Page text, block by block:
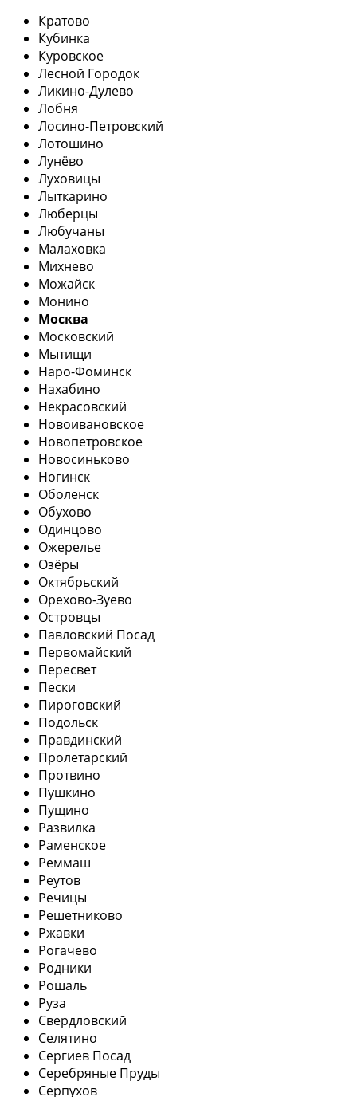
Кратово
Кубинка
Куровское
Лесной Городок
Ликино-Дулево
Лобня
Лосино-Петровский
Лотошино
Лунёво
Луховицы
Лыткарино
Люберцы
Любучаны
Малаховка
Михнево
Можайск
Монино
Москва
Московский
Мытищи
Наро-Фоминск
Нахабино
Некрасовский
Новоивановское
Новопетровское
Новосиньково
Ногинск
Оболенск
Обухово
Одинцово
Ожерелье
Озёры
Октябрьский
Орехово-Зуево
Островцы
Павловский Посад
Первомайский
Пересвет
Пески
Пироговский
Подольск
Правдинский
Пролетарский
Протвино
Пушкино
Пущино
Развилка
Раменское
Реммаш
Реутов
Речицы
Решетниково
Ржавки
Рогачево
Родники
Рошаль
Руза
Свердловский
Селятино
Сергиев Посад
Серебряные Пруды
Серпухов